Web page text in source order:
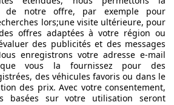
de notre offre, par exemple pour
lors;une visite ultérieure, pour
offres adaptées à votre région ou
des publicités et des messages
enregistrons votre adresse e-mail
vous la fournissez pour des
des véhicules favoris ou dans le
des prix. Avec votre consentement,
basées sur votre utilisation seront